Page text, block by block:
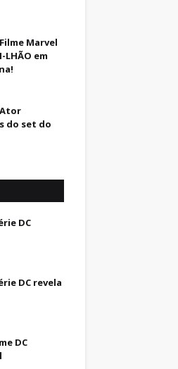
Marvel
em
Ator
do set do
DC
DC revela
DC